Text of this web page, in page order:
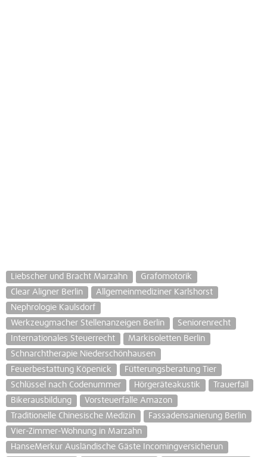
Liebscher und Bracht Marzahn
Grafomotorik
Clear Aligner Berlin
Allgemeinmediziner Karlshorst
Nephrologie Kaulsdorf
Werkzeugmacher Stellenanzeigen Berlin
Seniorenrecht
Internationales Steuerrecht
Markisoletten Berlin
Schnarchtherapie Niederschönhausen
Feuerbestattung Köpenick
Fütterungsberatung Tier
Schlüssel nach Codenummer
Hörgeräteakustik
Trauerfall
Bikerausbildung
Vorsteuerfalle Amazon
Traditionelle Chinesische Medizin
Fassadensanierung Berlin
Vier-Zimmer-Wohnung in Marzahn
HanseMerkur Ausländische Gäste Incomingversicherun